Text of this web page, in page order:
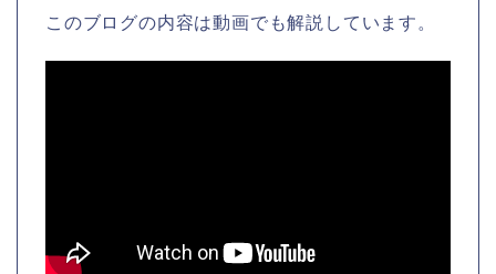
このブログの内容は動画でも解説しています。